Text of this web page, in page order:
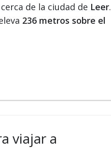
de la ciudad de Leer.
236 metros sobre el
viajar a